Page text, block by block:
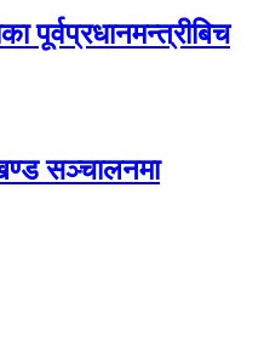
पूर्वप्रधानमन्त्रीबिच
सञ्चालनमा